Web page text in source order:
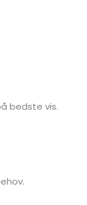
bedste vis.